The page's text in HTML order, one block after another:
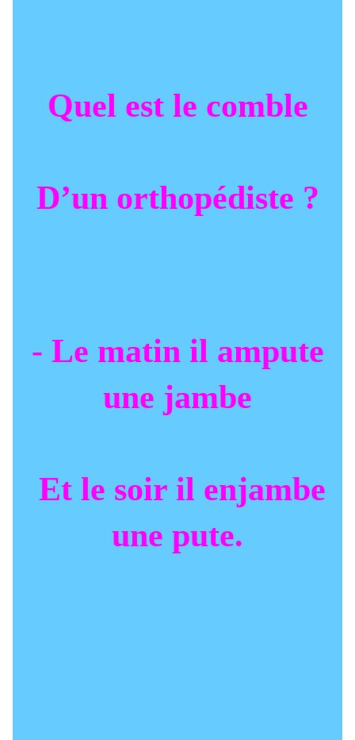
Quel est le comble
D’un orthopédiste ?
- Le matin il ampute
une jambe
Et le soir il enjambe
une pute.